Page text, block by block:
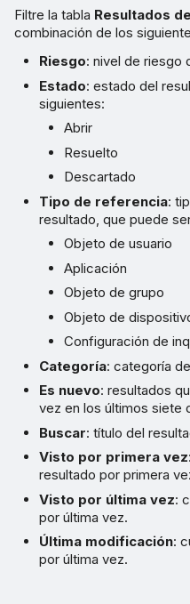
Filtre la tabla Resultados
combinación de los
Riesgo: nivel de riesgo
Estado: estado del
siguientes:
Abrir
Resuelto
Descartado
Tipo de referencia:
resultado, que puede
Objeto de usuario
Aplicación
Objeto de grupo
Objeto de
Configuración de
Categoría: categoría
Es nuevo: resultados
vez en los últimos siete
Buscar: título del
Visto por primera vez
resultado por primera
Visto por última vez:
por última vez.
Última modificación:
por última vez.